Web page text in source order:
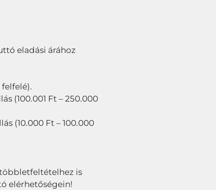
eladási árához
(100.001 Ft – 250.000
(10.000 Ft – 100.000
is
elérhetőségein!